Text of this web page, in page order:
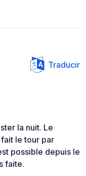
Traducir
la nuit. Le
le tour par
possible depuis le
faite.